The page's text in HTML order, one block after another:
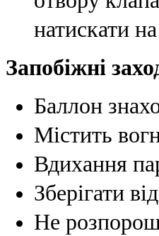
натискати
Запобіжні
Баллон
Містить
Вдихання
Зберігати
Не